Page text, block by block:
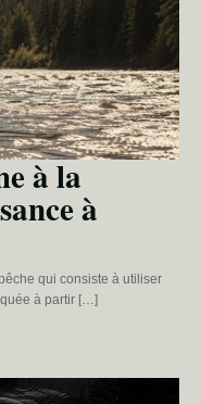
à la
à
qui consiste à utiliser
à partir […]